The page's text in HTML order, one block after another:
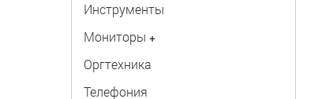
Инструменты
Мониторы +
Оргтехника
Телефония